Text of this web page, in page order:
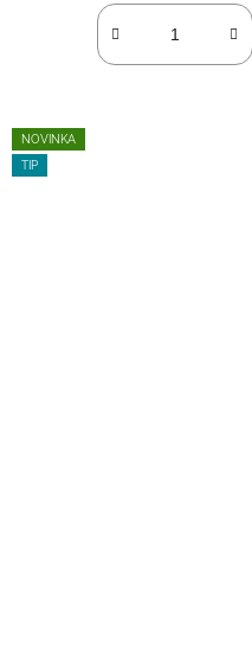
NOVINKA
TIP